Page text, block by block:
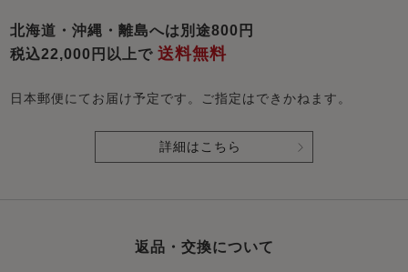
北海道・沖縄・離島へは別途800円
税込22,000円以上で送料無料
日本郵便にてお届け予定です。ご指定はできかねます。
詳細はこちら
返品・交換について